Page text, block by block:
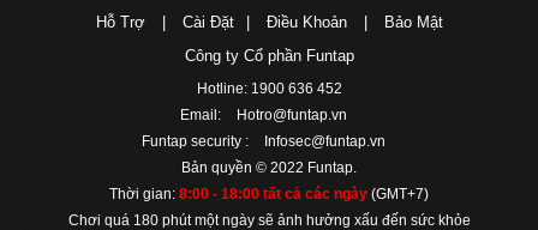
Hỗ Trợ
Cài Đặt Điều Khoản
Bảo Mật
Công ty Cổ phần Funtap
Hotline: 1900 636 452
Email:
Hotro@funtap.vn
Funtap security :
Infosec@funtap.vn
Bản quyền © 2022 Funtap.
Thời gian: 8:00 - 18:00 tất cả các ngày (GMT+7)
Chơi quá 180 phút một ngày sẽ ảnh hưởng xấu đến sức khỏe